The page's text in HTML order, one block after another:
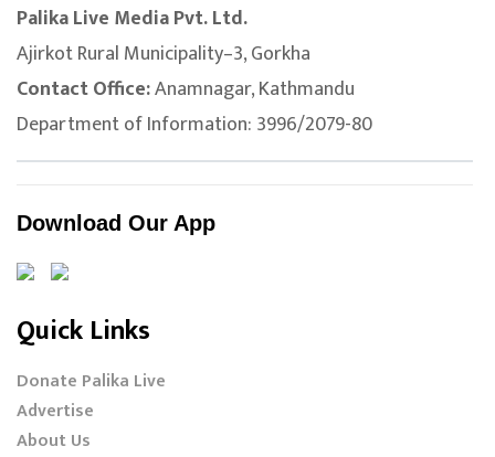
Palika Live Media Pvt. Ltd.
Ajirkot Rural Municipality–3, Gorkha
Contact Office:Anamnagar, Kathmandu
Department of Information: 3996/2079-80
Download Our App
Quick Links
Donate Palika Live
Advertise
About Us